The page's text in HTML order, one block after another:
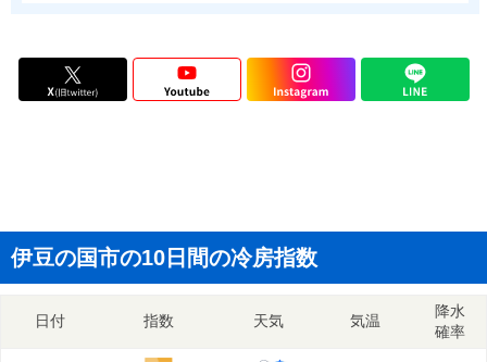
伊豆の国市の10日間の冷房指数
日付 指数 天気 気温
降水
確率